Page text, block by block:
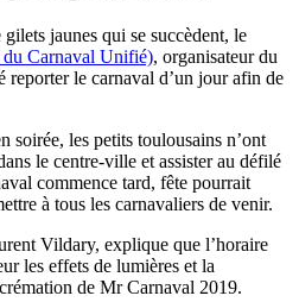
jaunes qui se succèdent, le
du Carnaval Unifié), organisateur du
reporter le carnaval d’un jour afin de
soirée, les petits toulousains n’ont
le centre-ville et assister au défilé
commence tard, fête pourrait
à tous les carnavaliers de venir.
Vildary, explique que l’horaire
les effets de lumières et la
de Mr Carnaval 2019.